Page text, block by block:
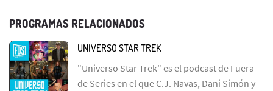
PROGRAMAS RELACIONADOS
UNIVERSO STAR TREK
"Universo Star Trek" es el podcast de Fuera
de Series en el que C.J. Navas, Dani Simón y